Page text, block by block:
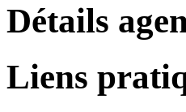
Détails
Liens